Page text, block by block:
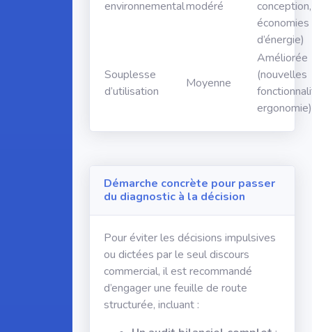
environnementalmodéré
conception,
économies
d’énergie)
Souplesse
d’utilisation
Moyenne
Améliorée
(nouvelles
ergonomie)
Démarche concrète pour passer
du diagnostic à la décision
Pour éviter les décisions impulsives
ou dictées par le seul discours
commercial, il est recommandé
d’engager une feuille de route
structurée, incluant :